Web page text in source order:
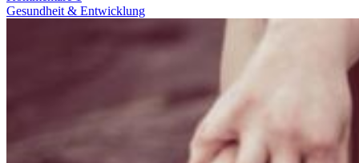
Gesundheit & Entwicklung